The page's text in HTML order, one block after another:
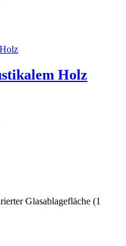
Holz
Glasablagefläche (1